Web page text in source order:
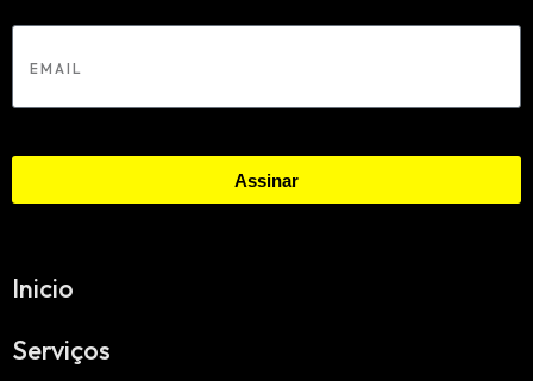
Assinar
Inicio
Serviços